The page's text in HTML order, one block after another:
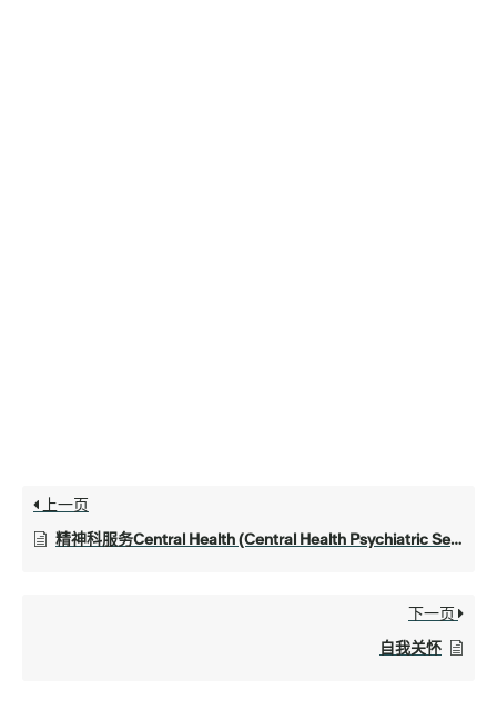
上一页
精神科服务Central Health (Central Health Psychiatric Services)
下一页
自我关怀